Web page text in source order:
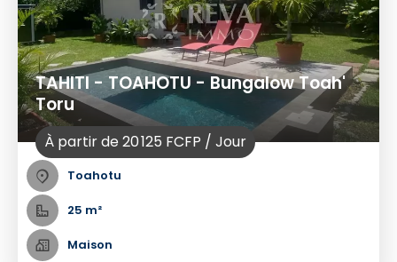
TAHITI - TOAHOTU - Bungalow Toah'
Toru
À partir de 20 125 FCFP / Jour
Toahotu
25 m²
Maison